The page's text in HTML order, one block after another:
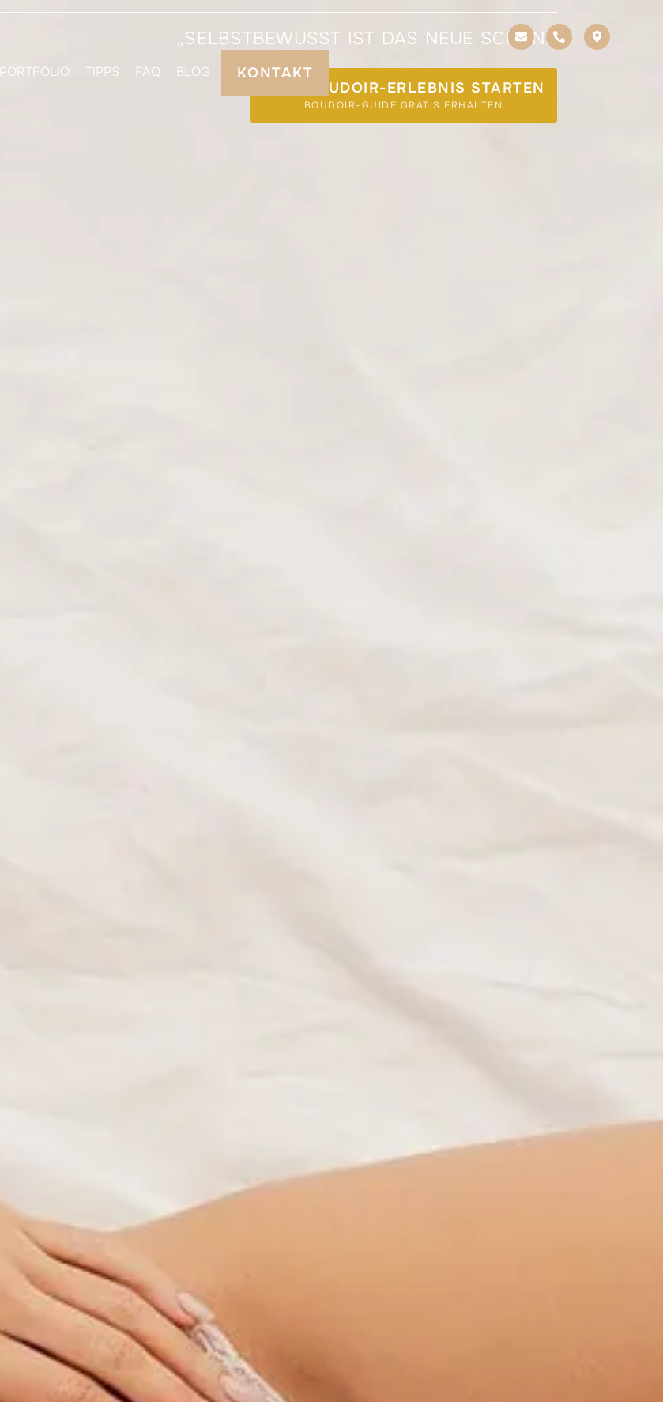
PORTFOLIO TIPPS FAQ BLOG KONTAKT
„SELBSTBEWUSST IST DAS NEUE SCHÖN.“
DEIN BOUDOIR-ERLEBNIS STARTEN
BOUDOIR-GUIDE GRATIS ERHALTEN